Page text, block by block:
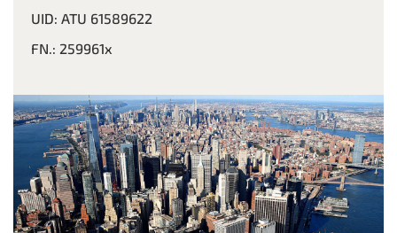
UID: ATU 61589622
FN.: 259961x